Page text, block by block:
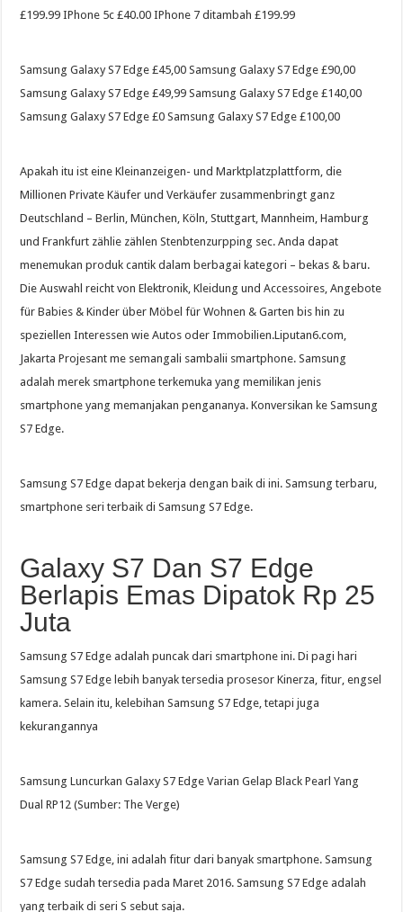
£199.99 IPhone 5c £40.00 IPhone 7 ditambah £199.99
Samsung Galaxy S7 Edge £45,00 Samsung Galaxy S7 Edge £90,00
Samsung Galaxy S7 Edge £49,99 Samsung Galaxy S7 Edge £140,00
Samsung Galaxy S7 Edge £0 Samsung Galaxy S7 Edge £100,00
Apakah itu ist eine Kleinanzeigen- und Marktplatzplattform, die
Millionen Private Käufer und Verkäufer zusammenbringt ganz
Deutschland – Berlin, München, Köln, Stuttgart, Mannheim, Hamburg
und Frankfurt zählie zählen Stenbtenzurpping sec. Anda dapat
menemukan produk cantik dalam berbagai kategori – bekas & baru.
Die Auswahl reicht von Elektronik, Kleidung und Accessoires, Angebote
für Babies & Kinder über Möbel für Wohnen & Garten bis hin zu
speziellen Interessen wie Autos oder Immobilien.Liputan6.com,
Jakarta Projesant me semangali sambalii smartphone. Samsung
adalah merek smartphone terkemuka yang memilikan jenis
smartphone yang memanjakan pengananya. Konversikan ke Samsung
S7 Edge.
Samsung S7 Edge dapat bekerja dengan baik di ini. Samsung terbaru,
smartphone seri terbaik di Samsung S7 Edge.
Galaxy S7 Dan S7 Edge
Berlapis Emas Dipatok Rp 25
Juta
Samsung S7 Edge adalah puncak dari smartphone ini. Di pagi hari
Samsung S7 Edge lebih banyak tersedia prosesor Kinerza, fitur, engsel
kamera. Selain itu, kelebihan Samsung S7 Edge, tetapi juga
kekurangannya
Samsung Luncurkan Galaxy S7 Edge Varian Gelap Black Pearl Yang
Dual RP12 (Sumber: The Verge)
Samsung S7 Edge, ini adalah fitur dari banyak smartphone. Samsung
S7 Edge sudah tersedia pada Maret 2016. Samsung S7 Edge adalah
yang terbaik di seri S sebut saja.